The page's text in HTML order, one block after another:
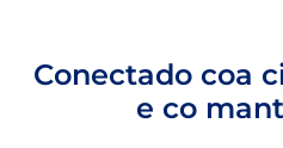
Conectado coa
e co